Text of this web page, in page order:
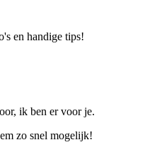
en handige tips!
ik ben er voor je.
zo snel mogelijk!